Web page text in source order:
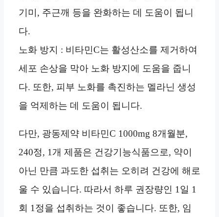
기미, 주근깨 등을 완화하는 데 도움이 됩니
다.
노화 방지 : 비타민C는 활성산소를 제거하여
세포 손상을 막아 노화 방지에 도움을 줍니
다. 또한, 피부 노화를 촉진하는 멜라닌 생성
을 억제하는 데 도움이 됩니다.
다만, 광동제약 비타민C 1000mg 8개월분,
240정, 1개 제품은 건강기능식품으로, 약이
아닌 만큼 과도한 섭취는 오히려 건강에 해로
울 수 있습니다. 따라서 하루 권장량인 1일 1
회 1정을 섭취하는 것이 좋습니다. 또한, 임